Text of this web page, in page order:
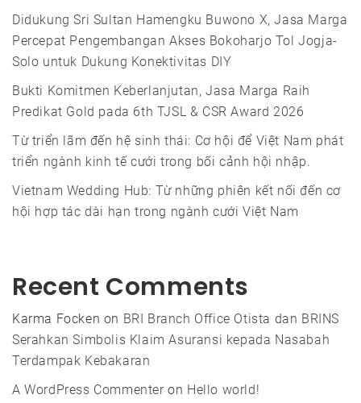
Didukung Sri Sultan Hamengku Buwono X, Jasa Marga
Percepat Pengembangan Akses Bokoharjo Tol Jogja-
Solo untuk Dukung Konektivitas DIY
Bukti Komitmen Keberlanjutan, Jasa Marga Raih
Predikat Gold pada 6th TJSL & CSR Award 2026
Từ triển lãm đến hệ sinh thái: Cơ hội để Việt Nam phát
triển ngành kinh tế cưới trong bối cảnh hội nhập.
Vietnam Wedding Hub: Từ những phiên kết nối đến cơ
hội hợp tác dài hạn trong ngành cưới Việt Nam
Recent Comments
Karma Focken on BRI Branch Office Otista dan BRINS
Serahkan Simbolis Klaim Asuransi kepada Nasabah
Terdampak Kebakaran
A WordPress Commenteron Hello world!